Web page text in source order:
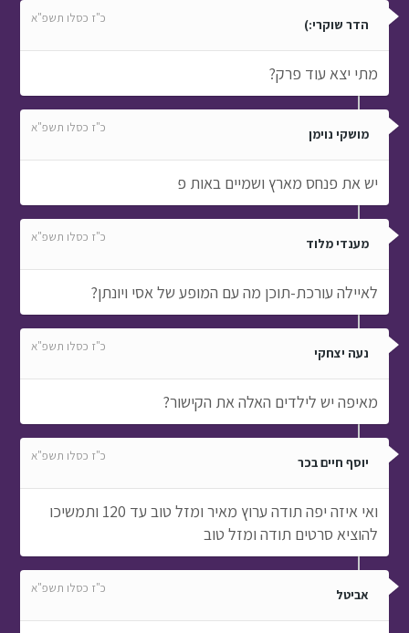
הדר שוקרי:) כ"ז כסלו תשפ"א
מתי יצא עוד פרק?
מושקי נוימן כ"ז כסלו תשפ"א
יש את פנחס מארץ ושמיים באות פ
מענדי מלוד כ"ז כסלו תשפ"א
לאיילה עורכת-תוכן מה עם המופע של אסי ויונתן?
נעה יצחקי כ"ז כסלו תשפ"א
מאיפה יש לילדים האלה את הקישור?
יוסף חיים בכר כ"ז כסלו תשפ"א
ואי איזה יפה תודה ערוץ מאיר ומזל טוב עד 120 ותמשיכו
להוציא סרטים תודה ומזל טוב
אביטל כ"ז כסלו תשפ"א